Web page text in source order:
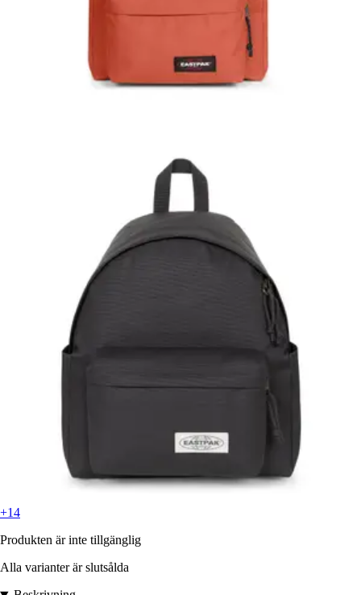
+14
Produkten är inte tillgänglig
Alla varianter är slutsålda